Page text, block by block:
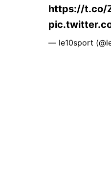
https://t.co/
— le10sport